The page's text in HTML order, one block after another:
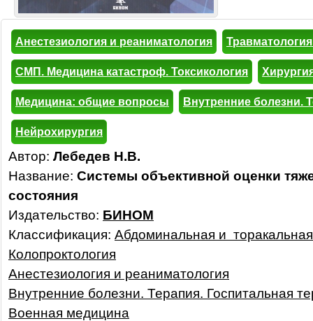
Анестезиология и реаниматология
СМП. Медицина катастроф. Токсикология
Медицина: общие вопросы Внутренние болезни.
Нейрохирургия
Автор: Лебедев Н.В.
Название: Системы объективной оценки
состояния
Издательство: БИНОМ
Классификация: Абдоминальная и
Колопроктология
Анестезиология и реаниматология
Внутренние болезни. Терапия. Госпитальная
Военная медицина